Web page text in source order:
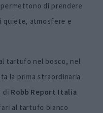
di prendere
quiete, atmosfere e
tartufo nel bosco, nel
la prima straordinaria
di Robb Report Italia
al tartufo bianco